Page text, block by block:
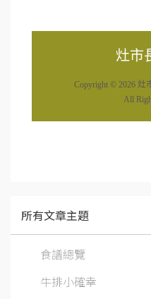
灶市
Copyright © 2026 灶
All
所有文章主題
食譜總覽
牛排小確幸